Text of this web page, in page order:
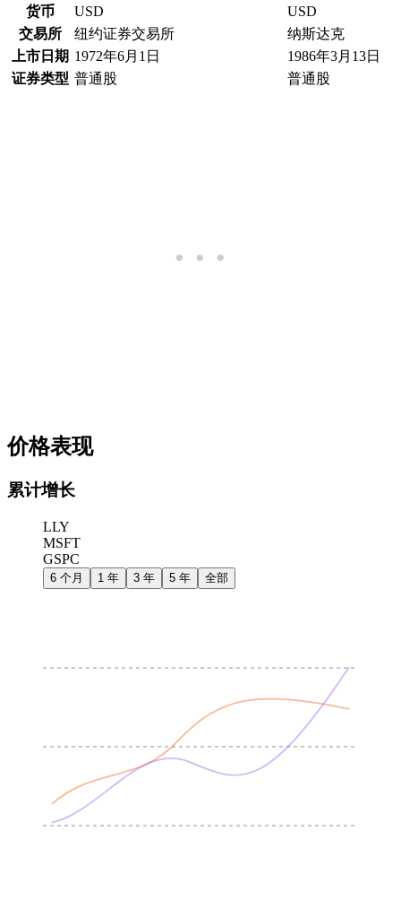
货币
USD
USD
交易所
纽约证券交易所
纳斯达克
上市日期 1972年6月1日
1986年3月13日
证券类型 普通股 普通股
价格表现
累计增长
LLY
MSFT
GSPC
6 个月 1 年 3 年 5 年 全部